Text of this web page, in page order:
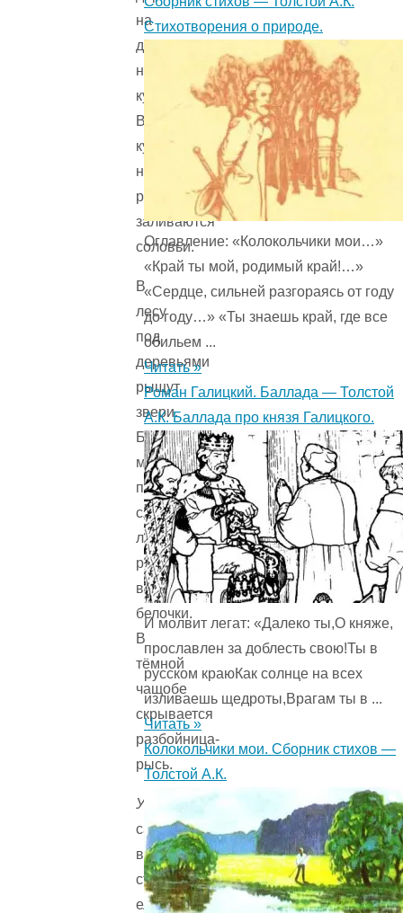
на
дерево,
неугомонные
кукушки.
В
кустах
над
ручьями
заливаются
соловьи.
В
лесу
под
деревьями
рыщут
звери.
Бродят
медведи,
пасут­
ся
лоси,
резвятся
весёлые
белочки.
В
тёмной
чащобе
скрывается
разбойница-
рысь.
У
самой
вершины
старой
ели,
Стихотворения о природе.
Оглавление: «Колокольчики мои…»
«Край ты мой, родимый край!…»
«Сердце, сильней разгораясь от году
до году…» «Ты знаешь край, где все
обильем ...
Читать »
Роман Галицкий. Баллада — Толстой
А.К. Баллада про князя Галицкого.
И молвит легат: «Далеко ты,О княже,
прославлен за доблесть свою!Ты в
русском краюКак солнце на всех
изливаешь щедроты,Врагам ты в ...
Читать »
Колокольчики мои. Сборник стихов —
Толстой А.К.